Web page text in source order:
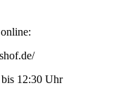
bis 12:30 Uhr